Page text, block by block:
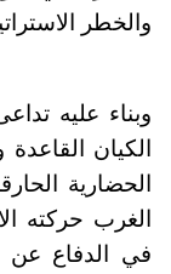
والخطر
وبناء عليه
الكيان القاعدة
الحضارية
الغرب حركته
في الدفاع عن